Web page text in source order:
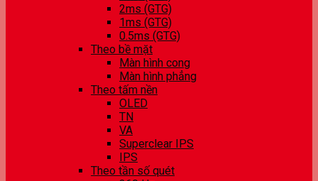
2ms (GTG)
1ms (GTG)
0.5ms (GTG)
Theo bề mặt
Màn hình cong
Màn hình phẳng
Theo tấm nền
OLED
TN
VA
Superclear IPS
IPS
Theo tần số quét